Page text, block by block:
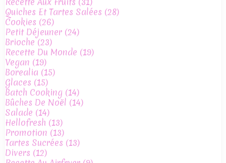
Quiches Et Tartes Salées (28)
Cookies (26)
Petit Déjeuner (24)
Brioche(23)
Recette Du Monde (19)
Vegan (19)
Borealia (15)
Glaces (15)
Batch Cooking (14)
Bûches De Noël (14)
Salade (14)
Hellofresh (13)
Promotion (13)
Tartes Sucrées (13)
Divers (12)